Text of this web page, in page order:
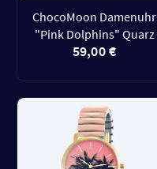
ChocoMoon Damenuhr
"Pink Dolphins" Quarz
59,00 €